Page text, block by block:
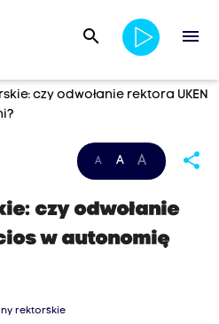
search menu
czy odwołanie rektora UKEN
A A A share
czy odwołanie
w autonomię
rektorskie